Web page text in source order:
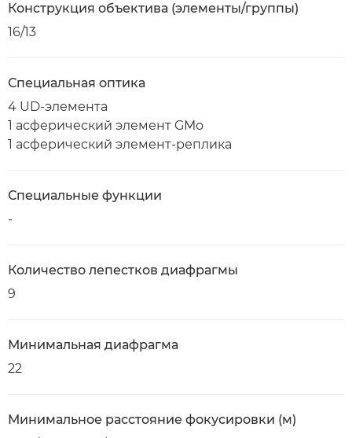
Конструкция объектива (элементы/группы)
16/13
Специальная оптика
4 UD-элемента
1 асферический элемент GMo
1 асферический элемент-реплика
Специальные функции
-
Количество лепестков диафрагмы
9
Минимальная диафрагма
22
Минимальное расстояние фокусировки (м)